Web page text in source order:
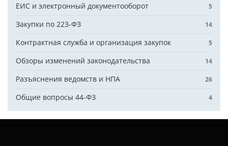
ЕИС и электронный документооборот 5
Закупки по 223-ФЗ 14
Контрактная служба и организация закупок 5
Обзоры изменений законодательства 14
Разъяснения ведомств и НПА 26
Общие вопросы 44-ФЗ 4